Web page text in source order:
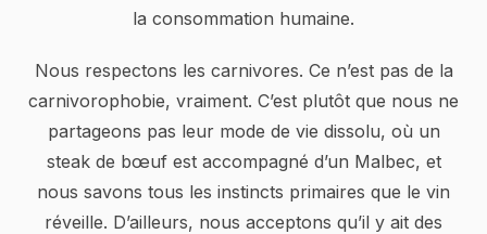
la consommation humaine.
Nous respectons les carnivores. Ce n’est pas de la
carnivorophobie, vraiment. C’est plutôt que nous ne
partageons pas leur mode de vie dissolu, où un
steak de bœuf est accompagné d’un Malbec, et
nous savons tous les instincts primaires que le vin
réveille. D’ailleurs, nous acceptons qu’il y ait des